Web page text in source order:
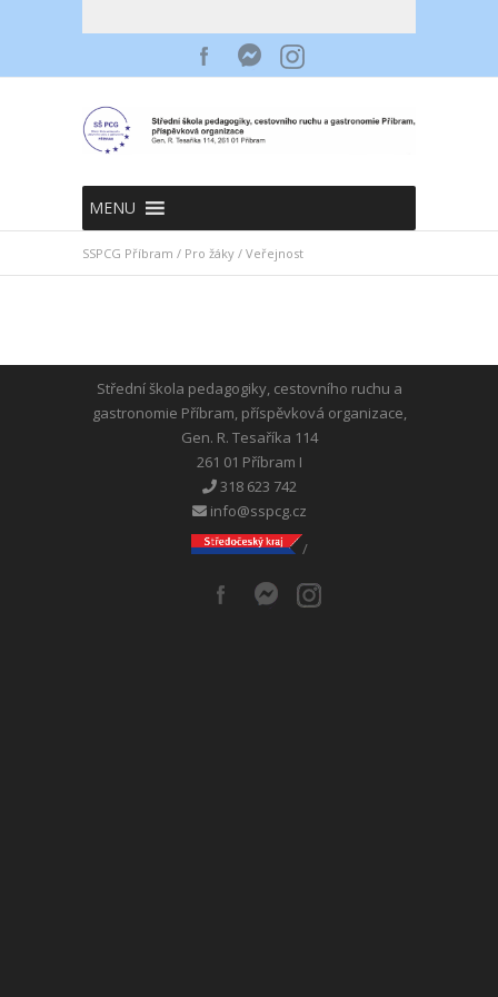
MENU
SSPCG Příbram / Pro žáky / Veřejnost
Střední škola pedagogiky, cestovního ruchu a
gastronomie Příbram, příspěvková organizace,
Gen. R. Tesaříka 114
261 01 Příbram I
318 623 742
info@sspcg.cz
/